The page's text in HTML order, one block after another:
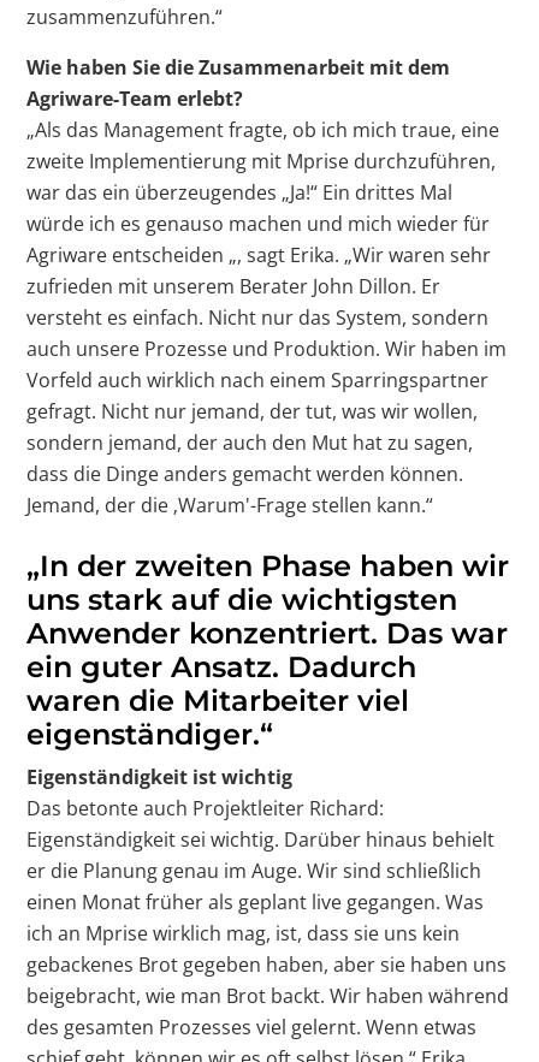
zusammenzuführen.“
Wie haben Sie die Zusammenarbeit mit dem
Agriware-Team erlebt?
„Als das Management fragte, ob ich mich traue, eine
zweite Implementierung mit Mprise durchzuführen,
war das ein überzeugendes „Ja!“ Ein drittes Mal
würde ich es genauso machen und mich wieder für
Agriware entscheiden „, sagt Erika. „Wir waren sehr
zufrieden mit unserem Berater John Dillon. Er
versteht es einfach. Nicht nur das System, sondern
auch unsere Prozesse und Produktion. Wir haben im
Vorfeld auch wirklich nach einem Sparringspartner
gefragt. Nicht nur jemand, der tut, was wir wollen,
sondern jemand, der auch den Mut hat zu sagen,
dass die Dinge anders gemacht werden können.
Jemand, der die ‚Warum'-Frage stellen kann.“
„In der zweiten Phase haben wir
uns stark auf die wichtigsten
Anwender konzentriert. Das war
ein guter Ansatz. Dadurch
waren die Mitarbeiter viel
eigenständiger.“
Eigenständigkeit ist wichtig
Das betonte auch Projektleiter Richard:
Eigenständigkeit sei wichtig. Darüber hinaus behielt
er die Planung genau im Auge. Wir sind schließlich
einen Monat früher als geplant live gegangen. Was
ich an Mprise wirklich mag, ist, dass sie uns kein
gebackenes Brot gegeben haben, aber sie haben uns
beigebracht, wie man Brot backt. Wir haben während
des gesamten Prozesses viel gelernt. Wenn etwas